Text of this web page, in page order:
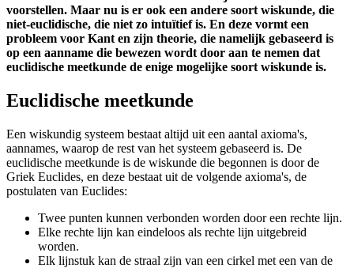
voorstellen. Maar nu is er ook een andere soort wiskunde, die
niet-euclidische, die niet zo intuïtief is. En deze vormt een
probleem voor Kant en zijn theorie, die namelijk gebaseerd is
op een aanname die bewezen wordt door aan te nemen dat
euclidische meetkunde de enige mogelijke soort wiskunde is.
Euclidische meetkunde
Een wiskundig systeem bestaat altijd uit een aantal axioma's,
aannames, waarop de rest van het systeem gebaseerd is. De
euclidische meetkunde is de wiskunde die begonnen is door de
Griek Euclides, en deze bestaat uit de volgende axioma's, de
postulaten van Euclides:
Twee punten kunnen verbonden worden door een rechte lijn.
Elke rechte lijn kan eindeloos als rechte lijn uitgebreid
worden.
Elk lijnstuk kan de straal zijn van een cirkel met een van de